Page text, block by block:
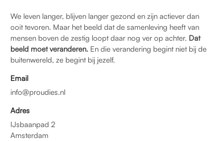
We leven langer, blijven langer gezond en zijn actiever dan
ooit tevoren. Maar het beeld dat de samenleving heeft van
mensen boven de zestig loopt daar nog ver op achter. Dat
beeld moet veranderen. En die verandering begint niet bij de
buitenwereld, ze begint bij jezelf.
Email
info@proudies.nl
Adres
IJsbaanpad 2
Amsterdam